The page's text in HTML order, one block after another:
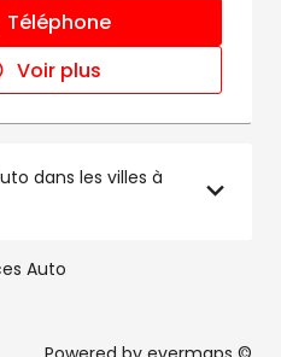
Téléphone
Voir plus
dans les villes à
Auto